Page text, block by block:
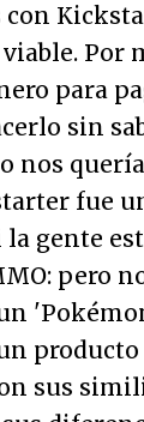
con
Por
para
sin
nos
fue
gente
pero
producto
sus